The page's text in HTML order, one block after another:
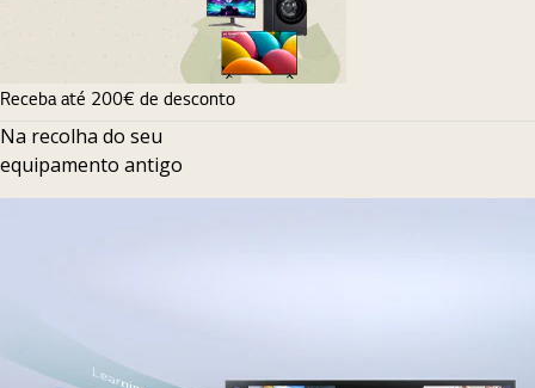
Receba até 200€ de desconto
Na recolha do seu
equipamento antigo